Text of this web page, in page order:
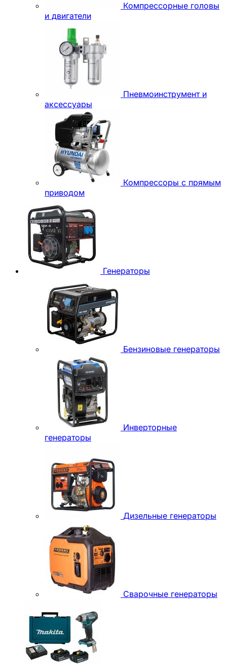
Компрессорные головы
и двигатели
Пневмоинструмент и
аксессуары
Компрессоры с прямым
приводом
Генераторы
Бензиновые генераторы
Инверторные
генераторы
Дизельные генераторы
Сварочные генераторы